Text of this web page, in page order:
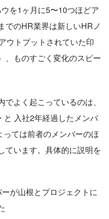
を1ヶ月に5〜10つほどア
でのHR業界は新しいHRノ
ウトプットされていた印
、ものすごく変化のスピー
よく起こっているのは、
と 入社2年経過したメンバ
ては前者のメンバーのほ
ています。具体的に説明を
が山根とプロジェクトに